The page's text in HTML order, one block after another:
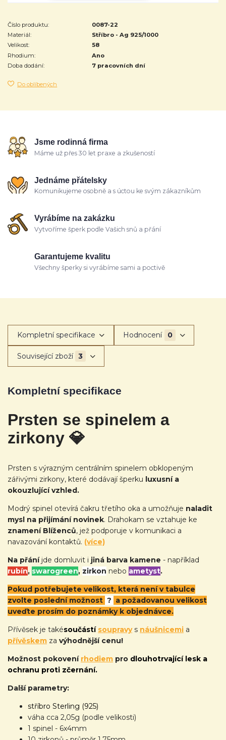
Číslo produktu:
0087-22
Materiál:
Stříbro - Ag 925/1000
Velikost:
58
Rhodium:
Ano
Doba dodání:
7 pracovních dní
Do oblíbených
Jsme rodinná firma
Máme už přes 30 let praxe a zkušeností
Jednáme přátelsky
Komunikujeme osobně a s úctou ke svým zákazníkům
Vyrábíme na zakázku
Vytvoříme šperk podle Vašich snů a přání
Garantujeme kvalitu
Všechny šperky si vyrábíme sami a poctivě
Kompletní specifikace Hodnocení 0
Související zboží 3
Kompletní specifikace
Prsten se spinelem a
zirkony 💎
Prsten s výrazným centrálním spinelem obklopeným
zářivými zirkony, které dodávají šperku luxusní a
okouzlující vzhled.
Modrý spinel otevírá čakru třetího oka a umožňuje naladit
mysl na přijímání novinek. Drahokam se vztahuje ke
znamení Blíženců, jež podporuje v komunikaci a
navazování kontaktů. (více)
Na přání jde domluvit i jiná barva kamene - například
rubín, swarogreen, zirkon nebo ametyst.
Pokud potřebujete velikost, která není v tabulce
zvolte poslední možnost ? a požadovanou velikost
uveďte prosím do poznámky k objednávce.
Přívěsek je takésoučástí soupravys náušnicemi a
přívěskem za výhodnější cenu!
Možnost pokovení rhodiem pro dlouhotrvající lesk a
ochranu proti zčernání.
Další parametry:
stříbro Sterling (925)
váha cca 2,05g (podle velikosti)
1 spinel - 6x4mm